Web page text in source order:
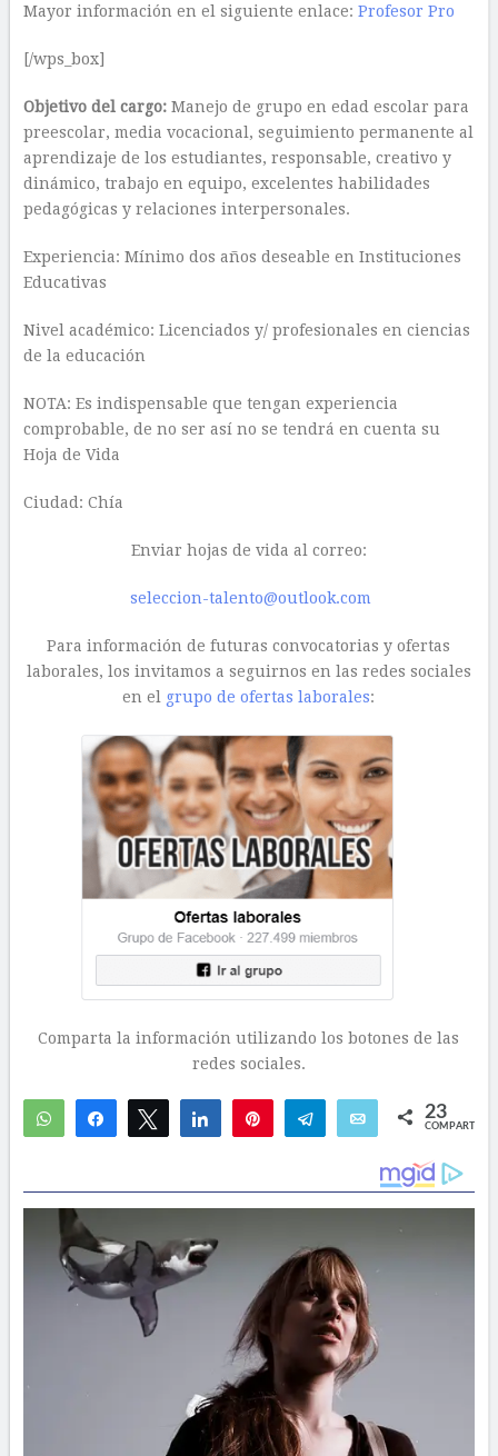
Mayor información en el siguiente enlace: Profesor Pro
[/wps_box]
Objetivo del cargo: Manejo de grupo en edad escolar para
preescolar, media vocacional, seguimiento permanente al
aprendizaje de los estudiantes, responsable, creativo y
dinámico, trabajo en equipo, excelentes habilidades
pedagógicas y relaciones interpersonales.
Experiencia: Mínimo dos años deseable en Instituciones
Educativas
Nivel académico: Licenciados y/ profesionales en ciencias
de la educación
NOTA: Es indispensable que tengan experiencia
comprobable, de no ser así no se tendrá en cuenta su
Hoja de Vida
Ciudad: Chía
Enviar hojas de vida al correo:
seleccion-talento@outlook.com
Para información de futuras convocatorias y ofertas
laborales, los invitamos a seguirnos en las redes sociales
en el grupo de ofertas laborales:
Comparta la información utilizando los botones de las
redes sociales.
WhatsAppCompartirTwittear Compartir Telegram Email 23
COMPARTIR